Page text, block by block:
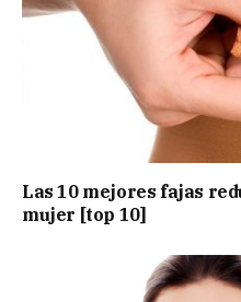
Las 10 mejores fajas
mujer [top 10]